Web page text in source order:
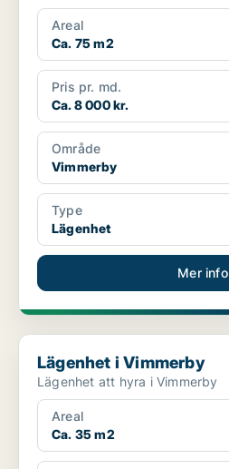
Areal
Ca. 75 m2
Pris pr. md.
Ca. 8 000 kr.
Område
Vimmerby
Type
Lägenhet
Mer info
Lägenhet i Vimmerby
Lägenhet i Vimmerby
Lägenhet att hyra i Vimmerby
Areal
Ca. 35 m2